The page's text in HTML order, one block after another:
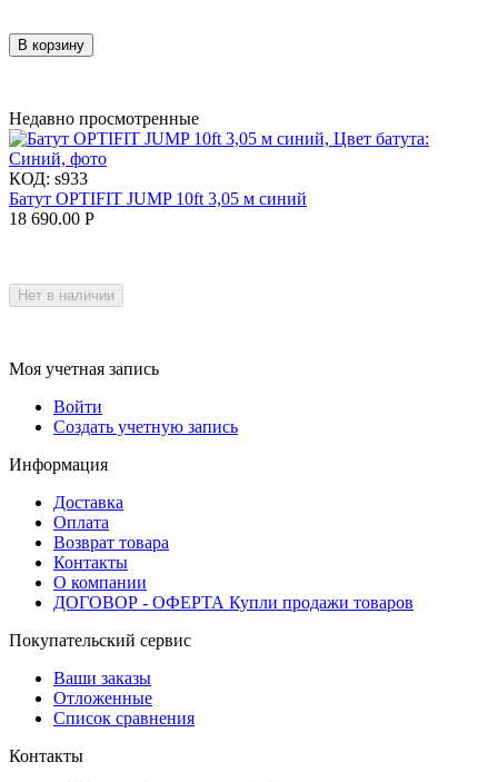
В корзину
Недавно просмотренные
КОД: s933
Батут OPTIFIT JUMP 10ft 3,05 м синий
18 690.00 Р
Нет в наличии
Моя учетная запись
Войти
Создать учетную запись
Информация
Доставка
Оплата
Возврат товара
Контакты
О компании
ДОГОВОР - ОФЕРТА Купли продажи товаров
Покупательский сервис
Ваши заказы
Отложенные
Список сравнения
Контакты